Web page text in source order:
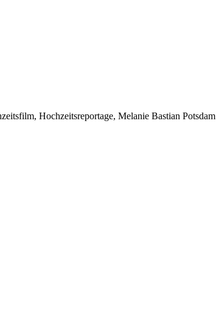
Hochzeitsreportage, Melanie Bastian Potsdam